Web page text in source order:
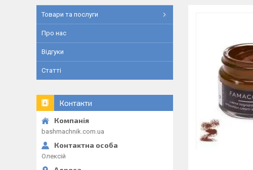
Товари та послуги
Про нас
Відгуки
Статті
Контакти
bashmachnik.com.ua
Олексій